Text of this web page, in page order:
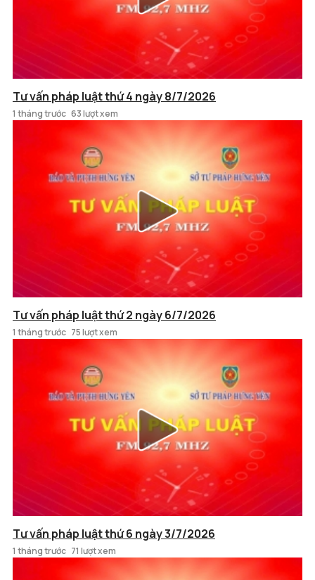
Tư vấn pháp luật thứ 4 ngày 8/7/2026
1 tháng trước 63 lượt xem
Tư vấn pháp luật thứ 2 ngày 6/7/2026
1 tháng trước 75 lượt xem
Tư vấn pháp luật thứ 6 ngày 3/7/2026
1 tháng trước 71 lượt xem